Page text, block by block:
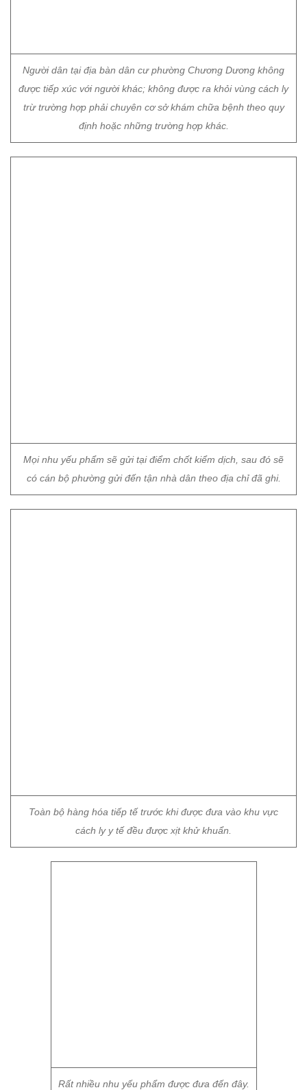
Người dân tại địa bàn dân cư phường Chương Dương không
được tiếp xúc với người khác; không được ra khỏi vùng cách ly
trừ trường hợp phải chuyên cơ sở khám chữa bệnh theo quy
định hoặc những trường hợp khác.
Mọi nhu yếu phẩm sẽ gửi tại điểm chốt kiểm dịch, sau đó sẽ
có cán bộ phường gửi đến tận nhà dân theo địa chỉ đã ghi.
Toàn bộ hàng hóa tiếp tế trước khi được đưa vào khu vực
cách ly y tế đều được xịt khử khuẩn.
Rất nhiều nhu yếu phẩm được đưa đến đây.